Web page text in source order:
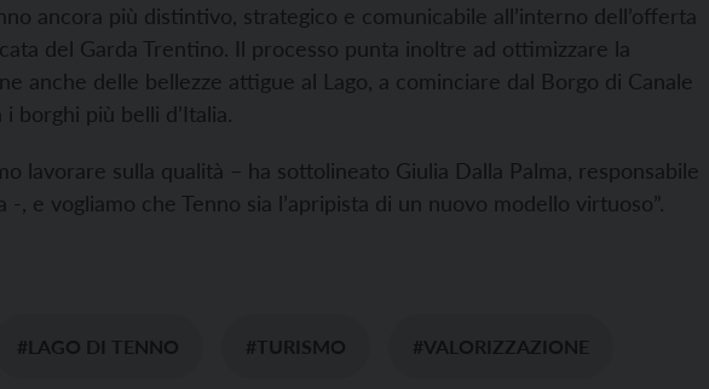
ancora più distintivo, strategico e comunicabile all’interno dell’offerta
del Garda Trentino. Il processo punta inoltre ad ottimizzare la
anche delle bellezze attigue al Lago, a cominciare dal Borgo di Canale
borghi più belli d’Italia.
lavorare sulla qualità – ha sottolineato Giulia Dalla Palma, responsabile
-, e vogliamo che Tenno sia l’apripista di un nuovo modello virtuoso”.
#LAGO DI TENNO #TURISMO #VALORIZZAZIONE